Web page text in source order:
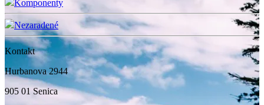
Komponenty
Nezaradené
Kontakt
Hurbanova 2944
905 01 Senica